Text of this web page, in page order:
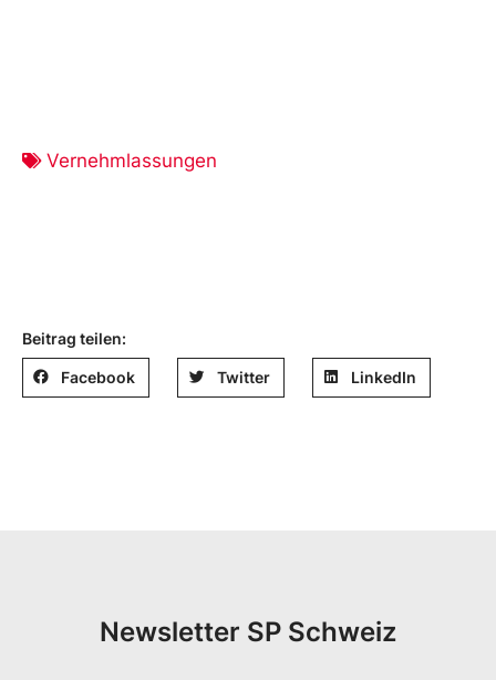
Vernehmlassungen
Beitrag teilen:
Facebook Twitter LinkedIn
Newsletter SP Schweiz